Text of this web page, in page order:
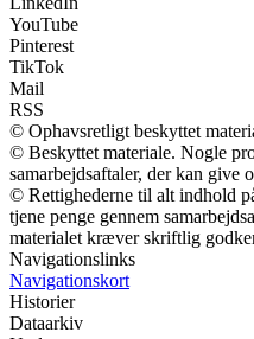
YouTube
Pinterest
TikTok
Mail
RSS
© Ophavsretligt beskyttet
© Beskyttet materiale. Nogle
samarbejdsaftaler, der kan give
© Rettighederne til alt indhold
tjene penge gennem
materialet kræver skriftlig
Navigationslinks
Navigationskort
Historier
Dataarkiv